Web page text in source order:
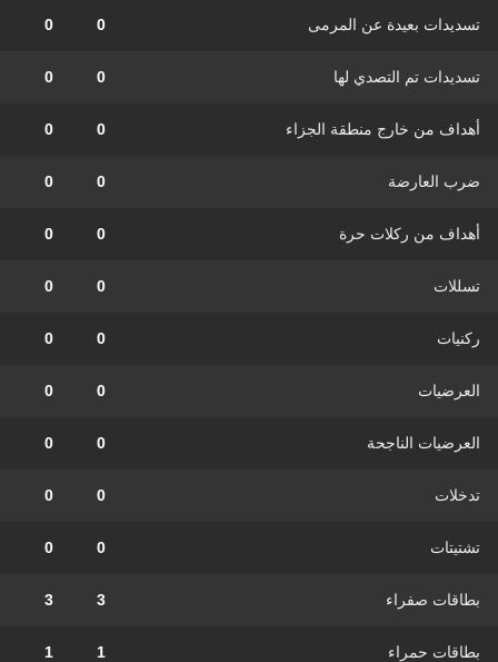
تسديدات بعيدة عن المرمى 0
0
تسديدات تم التصدي لها 0
0
أهداف من خارج منطقة الجزاء 0
0
ضرب العارضة 0
0
أهداف من ركلات حرة 0
0
تسللات 0
0
ركنيات 0
0
العرضيات 0
0
العرضيات الناجحة 0
0
تدخلات 0
0
تشتيتات 0
0
بطاقات صفراء 3
3
بطاقات حمراء 1
1